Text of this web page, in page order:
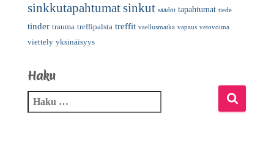
sinkkutapahtumatsinkut säädöt tapahtumat tiede
tinder trauma treffipalsta treffit vaellusmatka vapaus vetovoima
viettely yksinäisyys
Haku